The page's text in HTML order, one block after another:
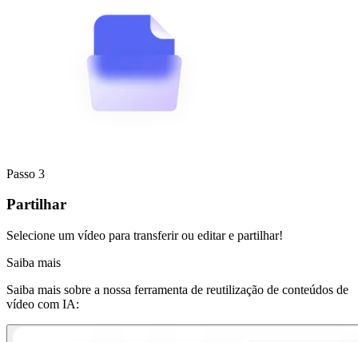
Passo 3
Partilhar
Selecione um vídeo para transferir ou editar e partilhar!
Saiba mais
Saiba mais sobre a nossa ferramenta de reutilização de conteúdos de
vídeo com IA: